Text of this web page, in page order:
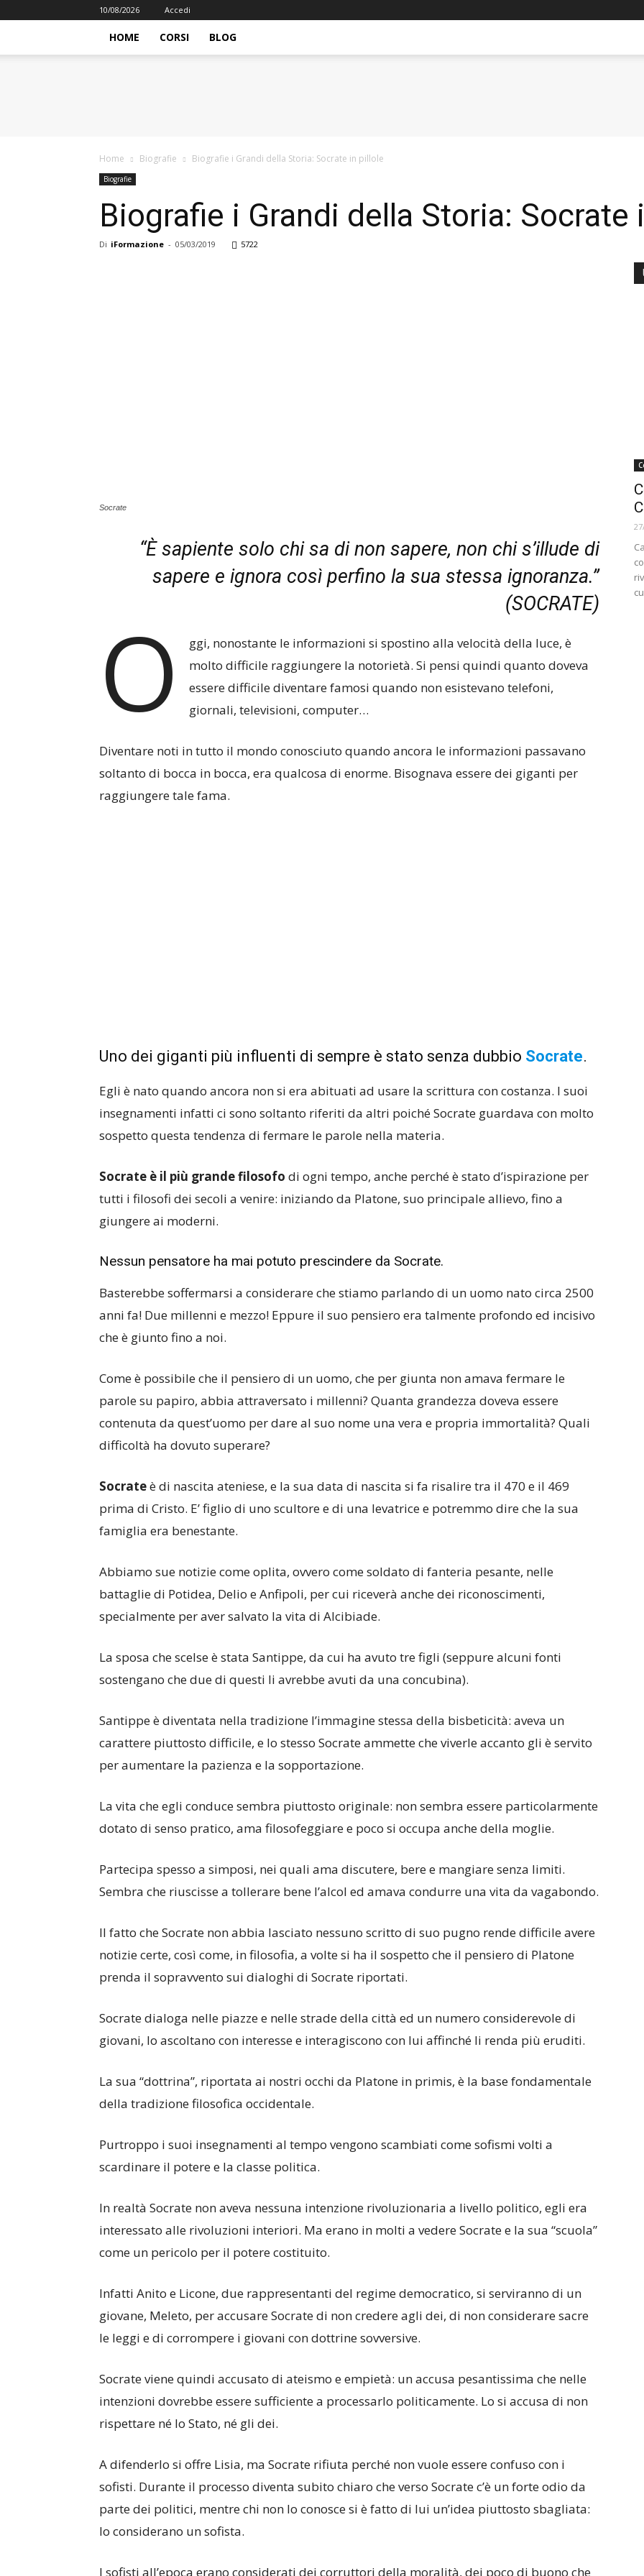
10/08/2026 Accedi
HOME CORSI BLOG
Home Biografie Biografie i Grandi della Storia: Socrate in pillole
Biografie
Biografie i Grandi della Storia: Socrate
Di iFormazione - 05/03/2019 5722
Socrate
“È sapiente solo chi sa di non sapere, non chi s’illude di
sapere e ignora così perfino la sua stessa ignoranza.”
(SOCRATE)
O
ggi, nonostante le informazioni si spostino alla velocità della luce, è
molto difficile raggiungere la notorietà. Si pensi quindi quanto doveva
essere difficile diventare famosi quando non esistevano telefoni,
giornali, televisioni, computer…
Diventare noti in tutto il mondo conosciuto quando ancora le informazioni passavano
soltanto di bocca in bocca, era qualcosa di enorme. Bisognava essere dei giganti per
raggiungere tale fama.
Uno dei giganti più influenti di sempre è stato senza dubbio Socrate.
Egli è nato quando ancora non si era abituati ad usare la scrittura con costanza. I suoi
insegnamenti infatti ci sono soltanto riferiti da altri poiché Socrate guardava con molto
sospetto questa tendenza di fermare le parole nella materia.
Socrate è il più grande filosofo di ogni tempo, anche perché è stato d’ispirazione per
tutti i filosofi dei secoli a venire: iniziando da Platone, suo principale allievo, fino a
giungere ai moderni.
Nessun pensatore ha mai potuto prescindere da Socrate.
Basterebbe soffermarsi a considerare che stiamo parlando di un uomo nato circa 2500
anni fa! Due millenni e mezzo! Eppure il suo pensiero era talmente profondo ed incisivo
che è giunto fino a noi.
Come è possibile che il pensiero di un uomo, che per giunta non amava fermare le
parole su papiro, abbia attraversato i millenni? Quanta grandezza doveva essere
contenuta da quest’uomo per dare al suo nome una vera e propria immortalità? Quali
difficoltà ha dovuto superare?
Socrateè di nascita ateniese, e la sua data di nascita si fa risalire tra il 470 e il 469
prima di Cristo. E’ figlio di uno scultore e di una levatrice e potremmo dire che la sua
famiglia era benestante.
Abbiamo sue notizie come oplita, ovvero come soldato di fanteria pesante, nelle
battaglie di Potidea, Delio e Anfipoli, per cui riceverà anche dei riconoscimenti,
specialmente per aver salvato la vita di Alcibiade.
La sposa che scelse è stata Santippe, da cui ha avuto tre figli (seppure alcuni fonti
sostengano che due di questi li avrebbe avuti da una concubina).
Santippe è diventata nella tradizione l’immagine stessa della bisbeticità: aveva un
carattere piuttosto difficile, e lo stesso Socrate ammette che viverle accanto gli è servito
per aumentare la pazienza e la sopportazione.
La vita che egli conduce sembra piuttosto originale: non sembra essere particolarmente
dotato di senso pratico, ama filosofeggiare e poco si occupa anche della moglie.
Partecipa spesso a simposi, nei quali ama discutere, bere e mangiare senza limiti.
Sembra che riuscisse a tollerare bene l’alcol ed amava condurre una vita da vagabondo.
Il fatto che Socrate non abbia lasciato nessuno scritto di suo pugno rende difficile avere
notizie certe, così come, in filosofia, a volte si ha il sospetto che il pensiero di Platone
prenda il sopravvento sui dialoghi di Socrate riportati.
Socrate dialoga nelle piazze e nelle strade della città ed un numero considerevole di
giovani, lo ascoltano con interesse e interagiscono con lui affinché li renda più eruditi.
La sua “dottrina”, riportata ai nostri occhi da Platone in primis, è la base fondamentale
della tradizione filosofica occidentale.
Purtroppo i suoi insegnamenti al tempo vengono scambiati come sofismi volti a
scardinare il potere e la classe politica.
In realtà Socrate non aveva nessuna intenzione rivoluzionaria a livello politico, egli era
interessato alle rivoluzioni interiori. Ma erano in molti a vedere Socrate e la sua “scuola”
come un pericolo per il potere costituito.
Infatti Anito e Licone, due rappresentanti del regime democratico, si serviranno di un
giovane, Meleto, per accusare Socrate di non credere agli dei, di non considerare sacre
le leggi e di corrompere i giovani con dottrine sovversive.
Socrate viene quindi accusato di ateismo e empietà: un accusa pesantissima che nelle
intenzioni dovrebbe essere sufficiente a processarlo politicamente. Lo si accusa di non
rispettare né lo Stato, né gli dei.
A difenderlo si offre Lisia, ma Socrate rifiuta perché non vuole essere confuso con i
sofisti. Durante il processo diventa subito chiaro che verso Socrate c’è un forte odio da
parte dei politici, mentre chi non lo conosce si è fatto di lui un’idea piuttosto sbagliata:
lo considerano un sofista.
I sofisti all’epoca erano considerati dei corruttori della moralità, dei poco di buono che